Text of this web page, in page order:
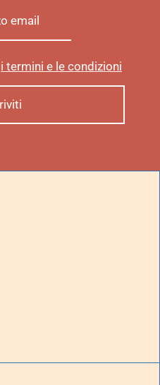
i termini e le condizioni